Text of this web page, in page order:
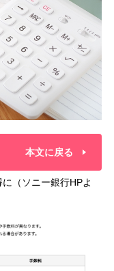
本文に戻る
（ソニー銀行HPよ